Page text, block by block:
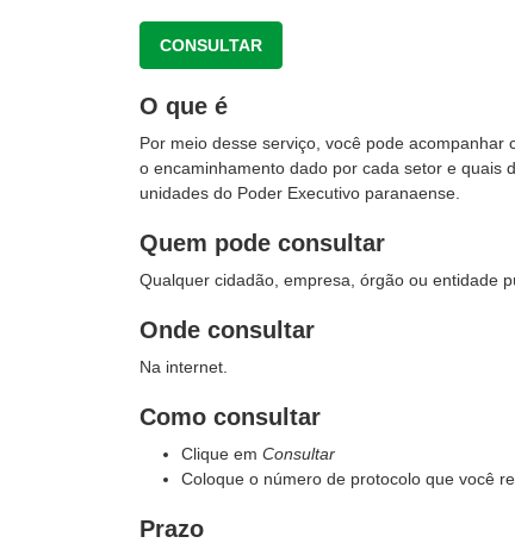
CONSULTAR
O que é
Por meio desse serviço, você pode
o encaminhamento dado por cada setor e quais
unidades do Poder Executivo paranaense.
Quem pode consultar
Qualquer cidadão, empresa, órgão ou entidade
Onde consultar
Na internet.
Como consultar
Clique em Consultar
Coloque o número de protocolo que você
Prazo